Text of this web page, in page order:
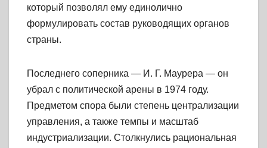
который позволял ему единолично
формулировать состав руководящих органов
страны.
Последнего соперника — И. Г. Маурера — он
убрал с политической арены в 1974 году.
Предметом спора были степень централизации
управления, а также темпы и масштаб
индустриализации. Столкнулись рациональная